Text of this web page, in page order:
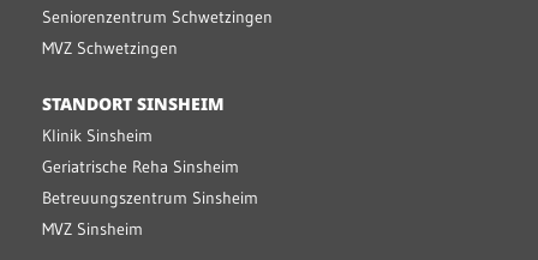
Seniorenzentrum Schwetzingen
MVZ Schwetzingen
STANDORT SINSHEIM
Klinik Sinsheim
Geriatrische Reha Sinsheim
Betreuungszentrum Sinsheim
MVZ Sinsheim